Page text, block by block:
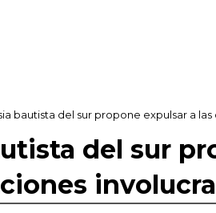
bautista del sur propone expulsar a
del sur